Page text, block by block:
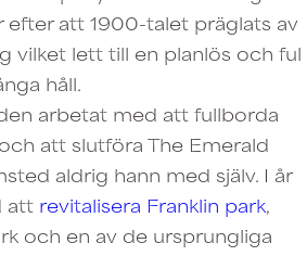
efter att 1900-talet präglats av
vilket lett till en planlös och ful
håll.
arbetat med att fullborda
att slutföra The Emerald
aldrig hann med själv. I år
att revitalisera Franklin park,
och en av de ursprungliga